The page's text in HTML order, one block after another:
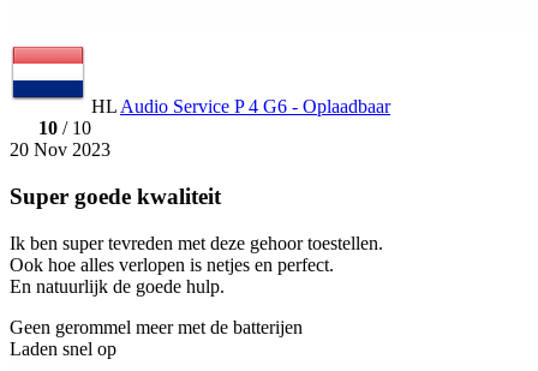
HL Audio Service P 4 G6 - Oplaadbaar
10 / 10
20 Nov 2023
Super goede kwaliteit
Ik ben super tevreden met deze gehoor toestellen.
Ook hoe alles verlopen is netjes en perfect.
En natuurlijk de goede hulp.
Geen gerommel meer met de batterijen
Laden snel op